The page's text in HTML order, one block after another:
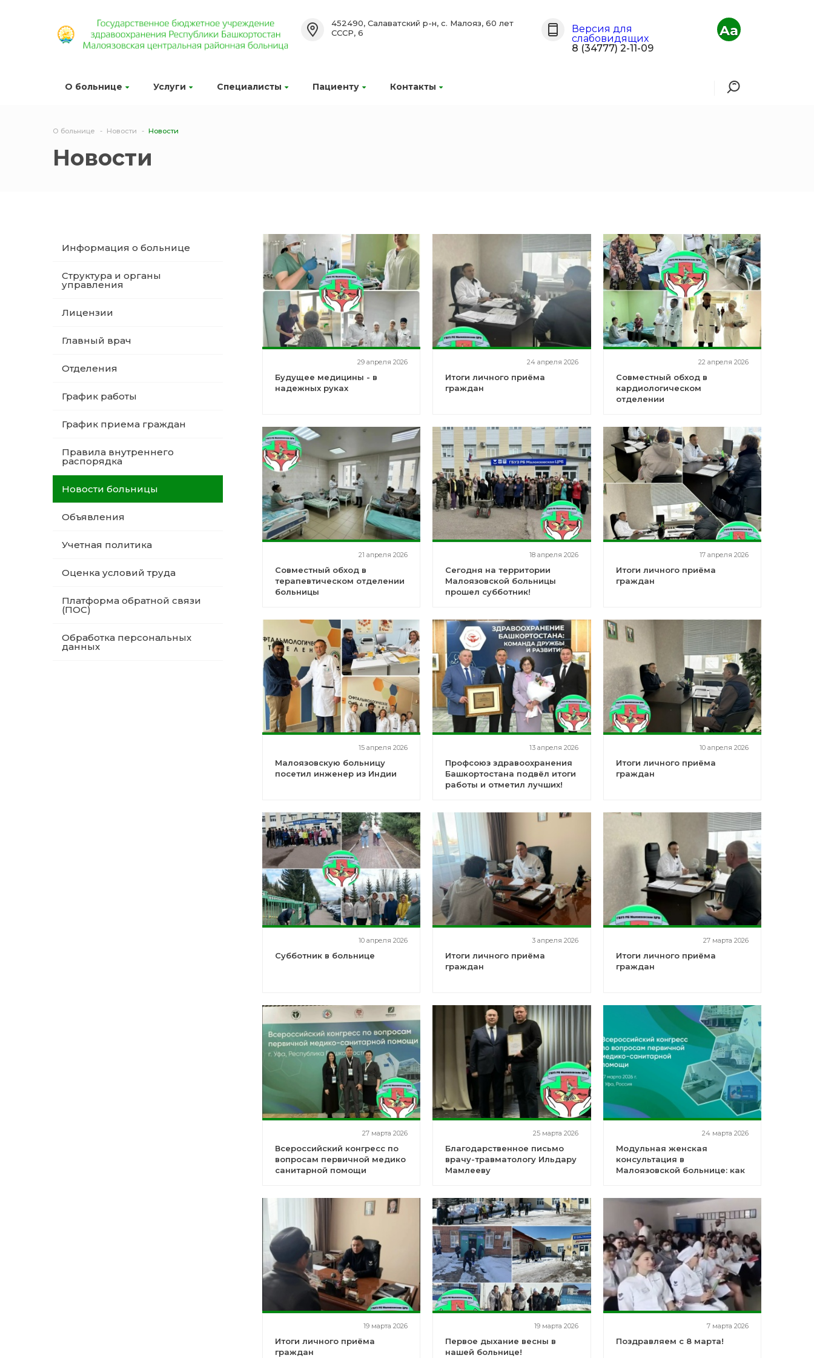
О больнице Услуги Специалисты Пациенту Контакты
452490, Салаватский р-н, с. Малояз, 60 лет
СССР, 6
Версия для
слабовидящих
8 (34777) 2-11-09
Aa
О больнице Новости Новости
Новости
Информация о больнице
Структура и органы
управления
Лицензии
Главный врач
Отделения
График работы
График приема граждан
Правила внутреннего
распорядка
Новости больницы
Объявления
Учетная политика
Оценка условий труда
Платформа обратной связи
(ПОС)
Обработка персональных
данных
29 апреля 2026
Будущее медицины - в
надежных руках
24 апреля 2026
Итоги личного приёма
граждан
22 апреля 2026
Совместный обход в
кардиологическом
отделении
21 апреля 2026
Совместный обход в
терапевтическом отделении
больницы
18 апреля 2026
Сегодня на территории
Малоязовской больницы
прошел субботник!
17 апреля 2026
Итоги личного приёма
граждан
15 апреля 2026
Малоязовскую больницу
посетил инженер из Индии
13 апреля 2026
Профсоюз здравоохранения
Башкортостана подвёл итоги
работы и отметил лучших!
10 апреля 2026
Итоги личного приёма
граждан
10 апреля 2026
Субботник в больнице
3 апреля 2026
Итоги личного приёма
граждан
27 марта 2026
Итоги личного приёма
граждан
27 марта 2026
Всероссийский конгресс по
вопросам первичной медико
санитарной помощи
25 марта 2026
Благодарственное письмо
врачу-травматологу Ильдару
Мамлееву
24 марта 2026
Модульная женская
консультация в
Малоязовской больнице: как
условиях сельского района
19 марта 2026
Итоги личного приёма
граждан
19 марта 2026
Первое дыхание весны в
нашей больнице!
7 марта 2026
Поздравляем с 8 марта!